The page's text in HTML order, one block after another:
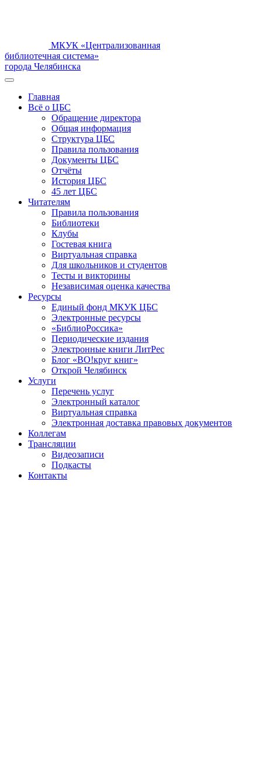
МКУК «Централизованная
библиотечная система»
города Челябинска
Главная
Всё о ЦБС
Обращение директора
Общая информация
Структура ЦБС
Правила пользования
Документы ЦБС
Отчёты
История ЦБС
45 лет ЦБС
Читателям
Правила пользования
Библиотеки
Клубы
Гостевая книга
Виртуальная справка
Для школьников и студентов
Тесты и викторины
Независимая оценка качества
Ресурсы
Единый фонд МКУК ЦБС
Электронные ресурсы
«БиблиоРоссика»
Периодические издания
Электронные книги ЛитРес
Блог «ВО!круг книг»
Открой Челябинск
Услуги
Перечень услуг
Электронный каталог
Виртуальная справка
Электронная доставка правовых документов
Коллегам
Трансляции
Видеозаписи
Подкасты
Контакты